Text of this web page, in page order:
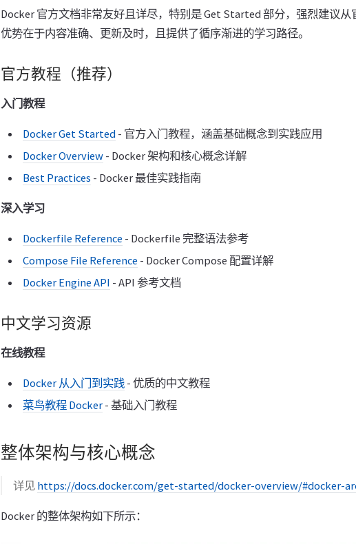
Docker 官方文档非常友好且详尽，特别是 Get Started 部分，强烈建议
优势在于内容准确、更新及时，且提供了循序渐进的学习路径。
官方教程（推荐）
入门教程
Docker Get Started - 官方入门教程，涵盖基础概念到实践应用
Docker Overview - Docker 架构和核心概念详解
Best Practices - Docker 最佳实践指南
深入学习
Dockerfile Reference - Dockerfile 完整语法参考
Compose File Reference - Docker Compose 配置详解
Docker Engine API - API 参考文档
中文学习资源
在线教程
Docker 从入门到实践 - 优质的中文教程
菜鸟教程 Docker - 基础入门教程
整体架构与核心概念
详见 https://docs.docker.com/get-started/docker-overview/#docker-
Docker 的整体架构如下所示：